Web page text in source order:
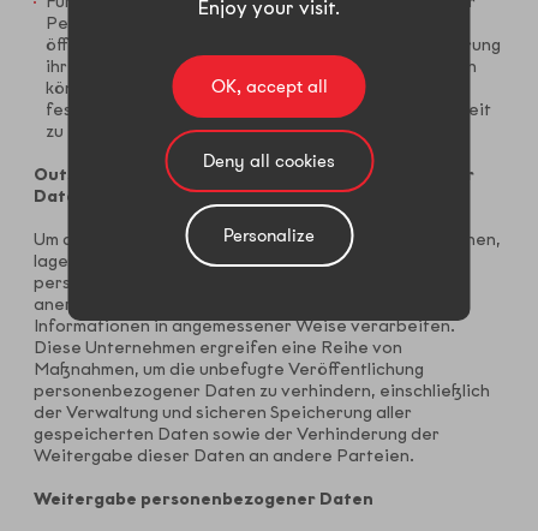
Person die nationalen Behörden, die lokalen
öffentlichen Einrichtungen und die mit der Durchführung
ihrer Tätigkeiten beauftragten Stellen daran hindern
könnte, die für die Erfüllung ihrer gesetzlich
festgelegten Aufgaben erforderliche Zusammenarbeit
zu erlangen.
Outsourcing der Verarbeitung personenbezogener
Daten
Um den Kunden einen besseren Service bieten zu können,
lagert das Unternehmen manchmal die Verarbeitung
personenbezogener Daten aus. Es werden nur
anerkannte Unternehmen ausgewählt, die diese
Informationen in angemessener Weise verarbeiten.
Diese Unternehmen ergreifen eine Reihe von
Maßnahmen, um die unbefugte Veröffentlichung
personenbezogener Daten zu verhindern, einschließlich
der Verwaltung und sicheren Speicherung aller
gespeicherten Daten sowie der Verhinderung der
Weitergabe dieser Daten an andere Parteien.
Weitergabe personenbezogener Daten
Enjoy your visit.
OK, accept all
Deny all cookies
Personalize